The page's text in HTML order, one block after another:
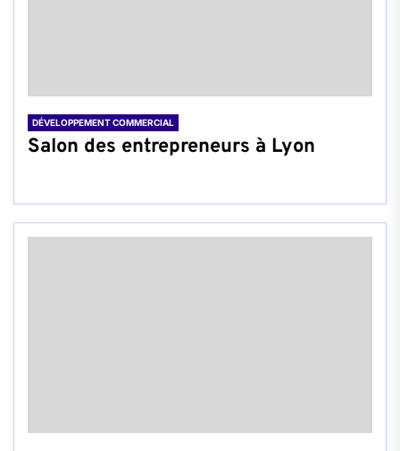
DÉVELOPPEMENT COMMERCIAL
Salon des entrepreneurs à Lyon